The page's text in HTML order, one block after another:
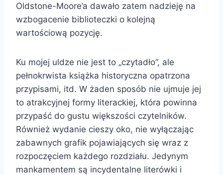
Oldstone-Moore’a dawało zatem nadzieję na
wzbogacenie biblioteczki o kolejną
wartościową pozycję.
Ku mojej uldze nie jest to „czytadło”, ale
pełnokrwista książka historyczna opatrzona
przypisami, itd. W żaden sposób nie ujmuje jej
to atrakcyjnej formy literackiej, która powinna
przypaść do gustu większości czytelników.
Również wydanie cieszy oko, nie wyłączając
zabawnych grafik pojawiających się wraz z
rozpoczęciem każdego rozdziału. Jedynym
mankamentem są incydentalne literówki i